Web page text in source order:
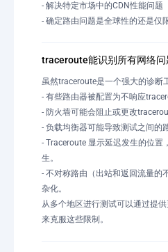
- 解决特定市场中的CDN性能问题
- 确定路由问题是全球性的还是仅
traceroute能识别所有网络问
虽然traceroute是一个强大的诊断
- 有些路由器被配置为不响应
- 防火墙可能会阻止或更改
- 负载均衡器可能导致测试之间的
- Traceroute 显示延迟发生的位置
生。
- 不对称路由（出站和返回流量的
杂化。
从多个地区进行测试可以通过提
来克服这些限制。